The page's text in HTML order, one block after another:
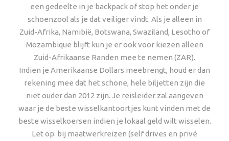
een gedeelte in je backpack of stop het onder je
schoenzool als je dat veiliger vindt. Als je alleen in
Zuid-Afrika, Namibië, Botswana, Swaziland, Lesotho of
Mozambique blijft kun je er ook voor kiezen alleen
Zuid-Afrikaanse Randen mee te nemen (ZAR).
Indien je Amerikaanse Dollars meebrengt, houd er dan
rekening mee dat het schone, hele biljetten zijn die
niet ouder dan 2012 zijn. Je reisleider zal aangeven
waar je de beste wisselkantoortjes kunt vinden met de
beste wisselkoersen indien je lokaal geld wilt wisselen.
Let op: bij maatwerkreizen (self drives en privé